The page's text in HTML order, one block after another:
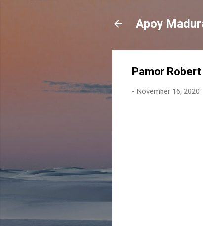
Apoy
Pamor
- November 16, 2020